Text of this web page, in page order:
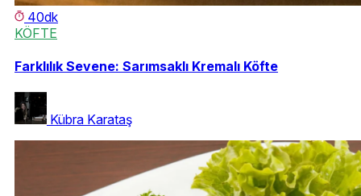
40dk
KÖFTE
Farklılık Sevene: Sarımsaklı Kremalı Köfte
Kübra Karataş